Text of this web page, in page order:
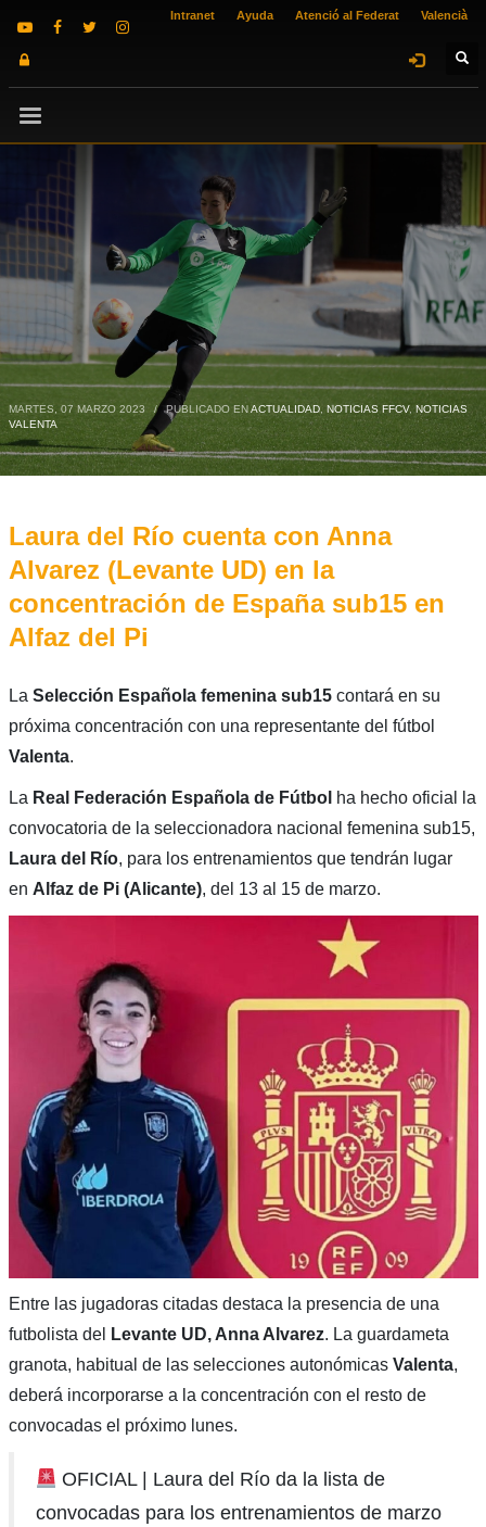
Intranet Ayuda Atenció al Federat Valencià
MARTES, 07 MARZO 2023 / PUBLICADO ENACTUALIDAD, NOTICIAS FFCV, NOTICIAS
VALENTA
Laura del Río cuenta con Anna
Alvarez (Levante UD) en la
concentración de España sub15 en
Alfaz del Pi
La Selección Española femenina sub15contará en su
próxima concentración con una representante del fútbol
Valenta.
La Real Federación Española de Fútbol ha hecho oficial la
convocatoria de la seleccionadora nacional femenina sub15,
Laura del Río, para los entrenamientos que tendrán lugar
en Alfaz de Pi (Alicante), del 13 al 15 de marzo.
Entre las jugadoras citadas destaca la presencia de una
futbolista del
Levante UD, Anna Alvarez. La guardameta
granota, habitual de las selecciones autonómicas Valenta,
deberá incorporarse a la concentración con el resto de
convocadas el próximo lunes.
OFICIAL | Laura del Río da la lista de
convocadas para los entrenamientos de marzo